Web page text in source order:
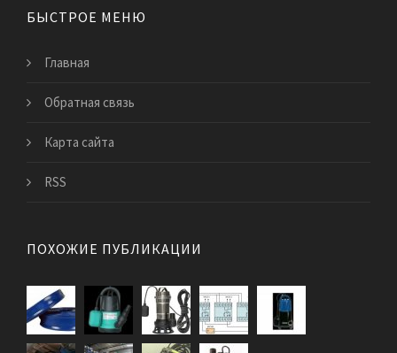
БЫСТРОЕ МЕНЮ
Главная
Обратная связь
Карта сайта
RSS
ПОХОЖИЕ ПУБЛИКАЦИИ